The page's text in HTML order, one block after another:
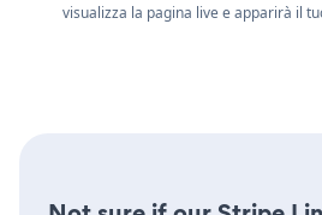
visualizza la pagina live e apparirà il